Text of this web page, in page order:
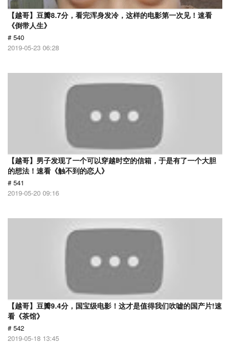
【越哥】豆瓣8.7分，看完浑身发冷，这样的电影第一次见！速看
《倒带人生》
# 540
2019-05-23 06:28
【越哥】男子发现了一个可以穿越时空的信箱，于是有了一个大胆
的想法！速看《触不到的恋人》
# 541
2019-05-20 09:16
【越哥】豆瓣9.4分，国宝级电影！这才是值得我们吹嘘的国产片!速
看《茶馆》
# 542
2019-05-18 13:45